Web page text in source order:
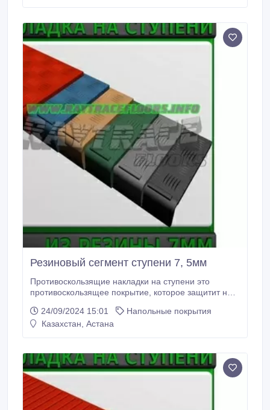
лестницы на улице придает входной группе здания
представительный вид.
Резиновый сегмент ступени 7, 5мм
Противоскользящие накладки на ступени это
противоскользящее покрытие, которое защитит не
Вашего здания от падения на гладком кафеле,
граните или мраморе. Противоскользящее
антискользящим выпуклым рисунком.
24/09/2024 15:01
Напольные покрытия
Казахстан, Астана